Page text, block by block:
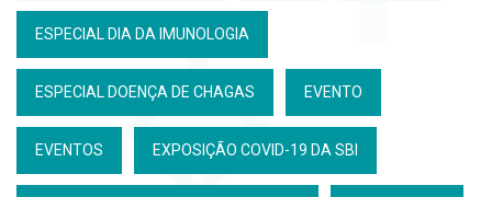
ESPECIAL DIA DA IMUNOLOGIA
ESPECIAL DOENÇA DE CHAGAS EVENTO
EVENTOS EXPOSIÇÃO COVID-19 DA SBI